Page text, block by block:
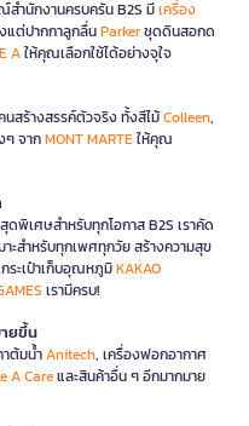
ำนักงานครบครัน B2S มีเครื่อง
แต่ปากกาลูกลื่นParkerชุดดินสอกด
Aให้คุณเลือกใช้ได้อย่างจุใจ
นสร้างสรรค์ตัวจริง ทั้งสีไม้Colleen,
ๆ จากMONT MARTEให้คุณ
พิเศษสำหรับทุกโอกาส B2S เราคัด
าะสำหรับทุกเพศทุกวัย สร้างความสุข
ระเป๋าเก็บอุณหภูมิKAKAO
เรามีครบ!
ยขึ้น
าต้มน้ำAnitech, เครื่องฟอกอากาศ
A Careและสินค้าอื่น ๆ อีกมากมาย